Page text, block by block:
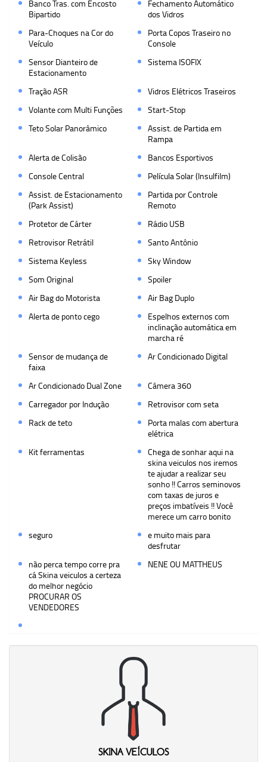
Banco Tras. com Encosto
Bipartido
Fechamento Automático
dos Vidros
Para-Choques na Cor do
Veículo
Porta Copos Traseiro no
Console
Sensor Dianteiro de
Estacionamento
Sistema ISOFIX
Tração ASR
Vidros Elétricos Traseiros
Volante com Multi Funções
Start-Stop
Teto Solar Panorâmico
Assist. de Partida em
Rampa
Alerta de Colisão
Bancos Esportivos
Console Central
Película Solar (Insulfilm)
Assist. de Estacionamento
(Park Assist)
Partida por Controle
Remoto
Protetor de Cárter
Rádio USB
Retrovisor Retrátil
Santo Antônio
Sistema Keyless
Sky Window
Som Original
Spoiler
Air Bag do Motorista
Air Bag Duplo
Alerta de ponto cego
Espelhos externos com
inclinação automática em
marcha ré
Sensor de mudança de
faixa
Ar Condicionado Digital
Ar Condicionado Dual Zone
Câmera 360
Carregador por Indução
Retrovisor com seta
Rack de teto
Porta malas com abertura
elétrica
Kit ferramentas
Chega de sonhar aqui na
skina veiculos nos iremos
te ajudar a realizar seu
sonho !! Carros seminovos
com taxas de juros e
preços imbatíveis !! Você
merece um carro bonito
seguro
e muito mais para
desfrutar
não perca tempo corre pra
cá Skina veiculos a certeza
do melhor negócio
PROCURAR OS
VENDEDORES
NENE OU MATTHEUS
SKINA VEÍCULOS